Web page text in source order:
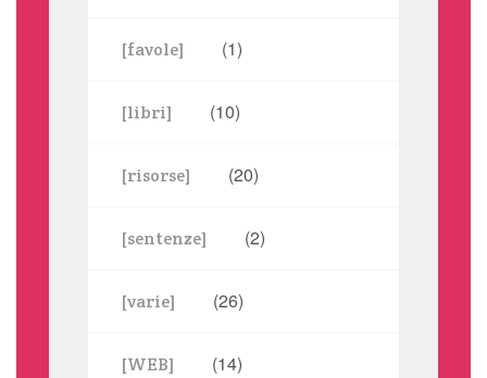
[favole] (1)
[libri] (10)
[risorse] (20)
[sentenze] (2)
[varie] (26)
[WEB] (14)